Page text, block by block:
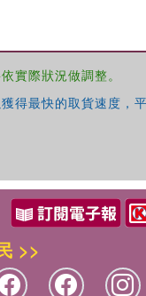
實際狀況做調整。
最快的取貨速度，
>>